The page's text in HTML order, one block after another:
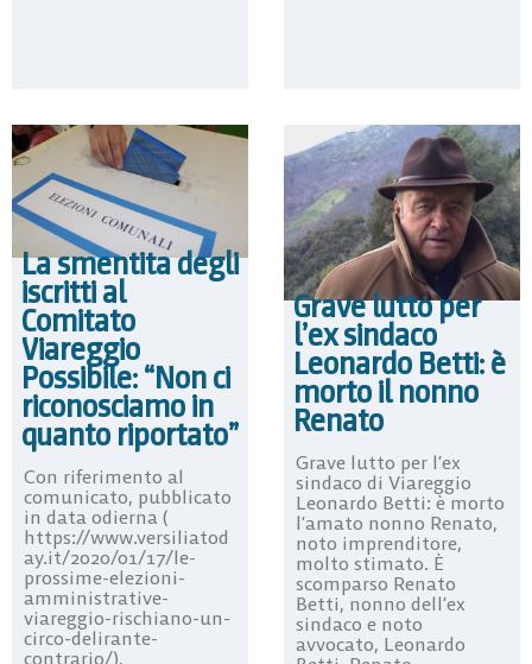
La smentita degli
iscritti al
Comitato
Viareggio
Possibile: “Non ci
riconosciamo in
quanto riportato”
Con riferimento al
comunicato, pubblicato
in data odierna (
https://www.versiliatod
ay.it/2020/01/17/le-
prossime-elezioni-
amministrative-
viareggio-rischiano-un-
circo-delirante-
contrario/),
Grave lutto per
l’ex sindaco
Leonardo Betti: è
morto il nonno
Renato
Grave lutto per l’ex
sindaco di Viareggio
Leonardo Betti: è morto
l’amato nonno Renato,
noto imprenditore,
molto stimato. È
scomparso Renato
Betti, nonno dell’ex
sindaco e noto
avvocato, Leonardo